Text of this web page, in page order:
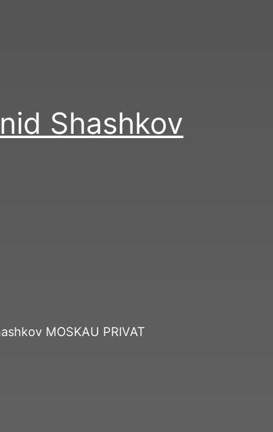
Shashkov
MOSKAU PRIVAT